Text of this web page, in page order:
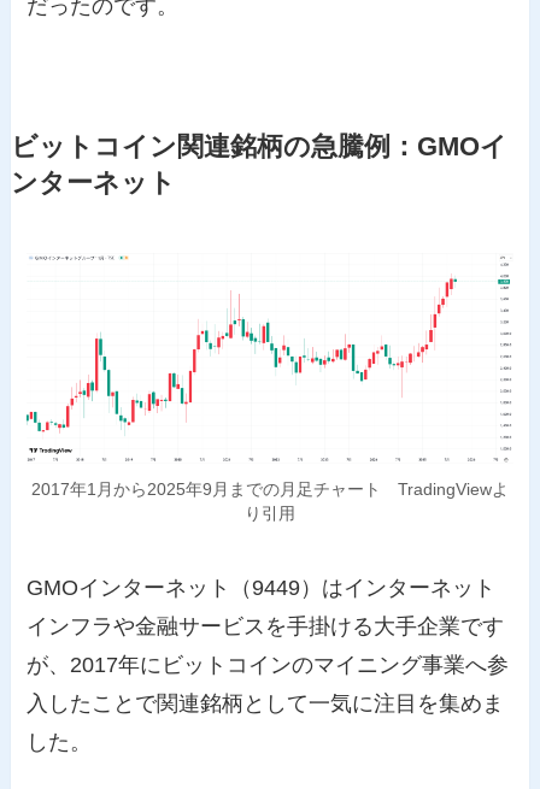
だったのです。
ビットコイン関連銘柄の急騰例：GMOイ
ンターネット
2017年1月から2025年9月までの月足チャート TradingViewよ
り引用
GMOインターネット（9449）はインターネット
インフラや金融サービスを手掛ける大手企業です
が、2017年にビットコインのマイニング事業へ参
入したことで関連銘柄として一気に注目を集めま
した。